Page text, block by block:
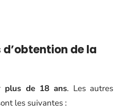
de la
plus de 18 ans. Les autres
les suivantes :